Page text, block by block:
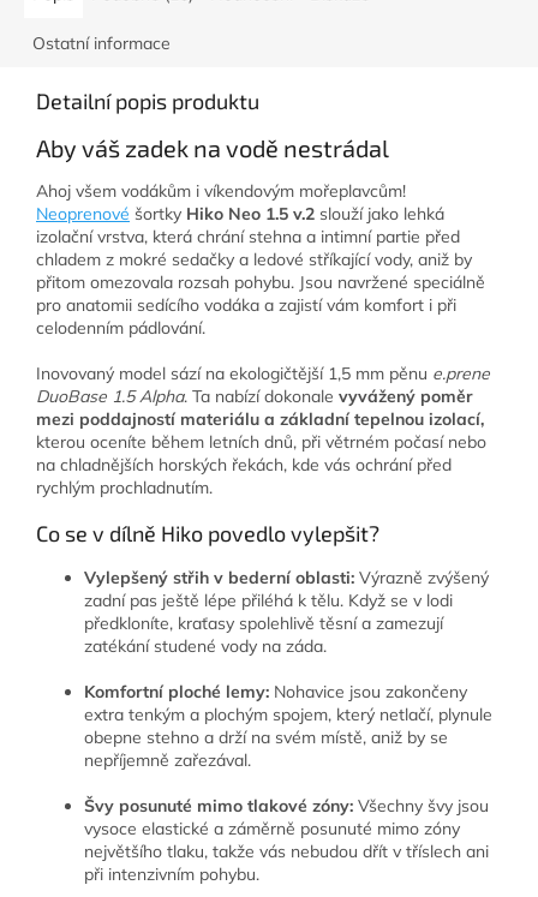
Ostatní informace
Detailní popis produktu
Aby váš zadek na vodě nestrádal
Ahoj všem vodákům i víkendovým mořeplavcům!
Neoprenové šortky Hiko Neo 1.5 v.2 slouží jako lehká
izolační vrstva, která chrání stehna a intimní partie před
chladem z mokré sedačky a ledové stříkající vody, aniž by
přitom omezovala rozsah pohybu. Jsou navržené speciálně
pro anatomii sedícího vodáka a zajistí vám komfort i při
celodenním pádlování.
Inovovaný model sází na ekologičtější 1,5 mm pěnu e.prene
DuoBase 1.5 Alpha. Ta nabízí dokonale vyvážený poměr
mezi poddajností materiálu a základní tepelnou izolací,
kterou oceníte během letních dnů, při větrném počasí nebo
na chladnějších horských řekách, kde vás ochrání před
rychlým prochladnutím.
Co se v dílně Hiko povedlo vylepšit?
Vylepšený střih v bederní oblasti: Výrazně zvýšený
zadní pas ještě lépe přiléhá k tělu. Když se v lodi
předkloníte, kraťasy spolehlivě těsní a zamezují
zatékání studené vody na záda.
Komfortní ploché lemy: Nohavice jsou zakončeny
extra tenkým a plochým spojem, který netlačí, plynule
obepne stehno a drží na svém místě, aniž by se
nepříjemně zařezával.
Švy posunuté mimo tlakové zóny: Všechny švy jsou
vysoce elastické a záměrně posunuté mimo zóny
největšího tlaku, takže vás nebudou dřít v tříslech ani
při intenzivním pohybu.